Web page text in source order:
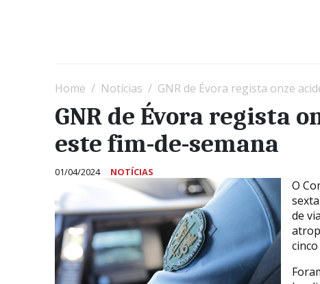
Home Notícias GNR de Évora regista onze
GNR de Évora regista
este fim-de-semana
01/04/2024 NOTÍCIAS
O
de